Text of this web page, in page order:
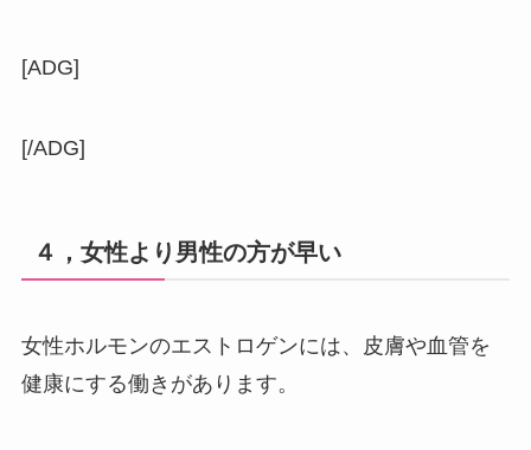
[ADG]
[/ADG]
４，女性より男性の方が早い
女性ホルモンのエストロゲンには、皮膚や血管を
健康にする働きがあります。